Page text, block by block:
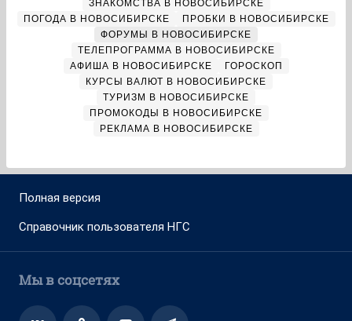
ЗНАКОМСТВА В НОВОСИБИРСКЕ
ПОГОДА В НОВОСИБИРСКЕ
ПРОБКИ В НОВОСИБИРСКЕ
ФОРУМЫ В НОВОСИБИРСКЕ
ТЕЛЕПРОГРАММА В НОВОСИБИРСКЕ
АФИША В НОВОСИБИРСКЕ
ГОРОСКОП
КУРСЫ ВАЛЮТ В НОВОСИБИРСКЕ
ТУРИЗМ В НОВОСИБИРСКЕ
ПРОМОКОДЫ В НОВОСИБИРСКЕ
РЕКЛАМА В НОВОСИБИРСКЕ
Полная версия
Справочник пользователя НГС
Мы в соцсетях